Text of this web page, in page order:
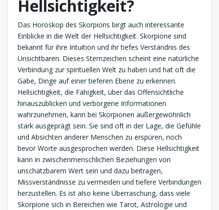
Hellsichtigkeit?
Das Horoskop des Skorpions birgt auch interessante
Einblicke in die Welt der Hellsichtigkeit. Skorpione sind
bekannt für ihre Intuition und ihr tiefes Verständnis des
Unsichtbaren. Dieses Sternzeichen scheint eine natürliche
Verbindung zur spirituellen Welt zu haben und hat oft die
Gabe, Dinge auf einer tieferen Ebene zu erkennen.
Hellsichtigkeit, die Fähigkeit, über das Offensichtliche
hinauszublicken und verborgene Informationen
wahrzunehmen, kann bei Skorpionen außergewöhnlich
stark ausgeprägt sein. Sie sind oft in der Lage, die Gefühle
und Absichten anderer Menschen zu erspüren, noch
bevor Worte ausgesprochen werden. Diese Hellsichtigkeit
kann in zwischenmenschlichen Beziehungen von
unschätzbarem Wert sein und dazu beitragen,
Missverständnisse zu vermeiden und tiefere Verbindungen
herzustellen. Es ist also keine Überraschung, dass viele
Skorpione sich in Bereichen wie Tarot, Astrologie und